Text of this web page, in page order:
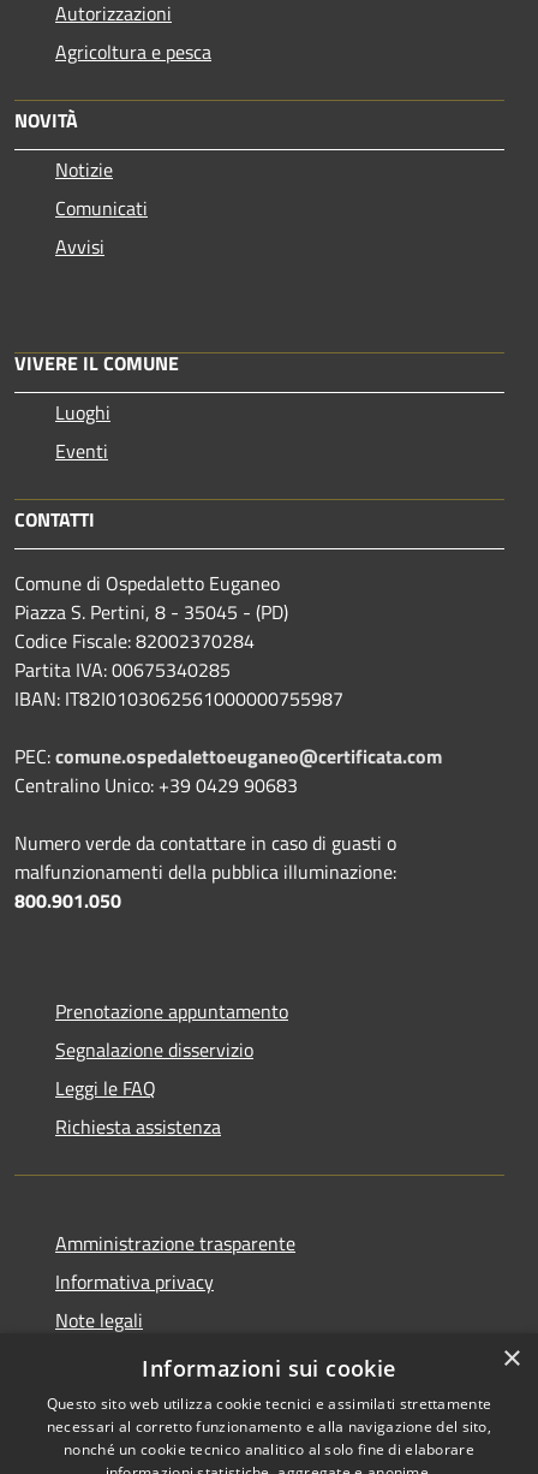
Autorizzazioni
Agricoltura e pesca
NOVITÀ
Notizie
Comunicati
Avvisi
VIVERE IL COMUNE
Luoghi
Eventi
CONTATTI
Comune di Ospedaletto Euganeo
Piazza S. Pertini, 8 - 35045 - (PD)
Codice Fiscale: 82002370284
Partita IVA: 00675340285
IBAN: IT82I0103062561000000755987
PEC:comune.ospedalettoeuganeo@certificata.com
Centralino Unico: +39 0429 90683
Numero verde da contattare in caso di guasti o
malfunzionamenti della pubblica illuminazione:
800.901.050
Prenotazione appuntamento
Segnalazione disservizio
Leggi le FAQ
Richiesta assistenza
Amministrazione trasparente
Informativa privacy
Note legali
Dichiarazione di accessibilità
×
Informazioni sui cookie
Questo sito web utilizza cookie tecnici e assimilati strettamente
necessari al corretto funzionamento e alla navigazione del sito,
nonché un cookie tecnico analitico al solo fine di elaborare